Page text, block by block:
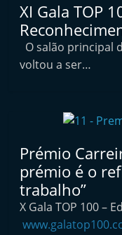
e
p
e
n
t
e
e
p
XI Gala TOP
O salão principal
voltou a ser…
Prémio
prémio é o
trabalho”
X Gala TOP 100 –